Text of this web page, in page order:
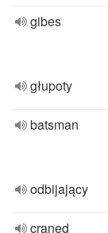
gibes
głupoty
batsman
odbijający
craned